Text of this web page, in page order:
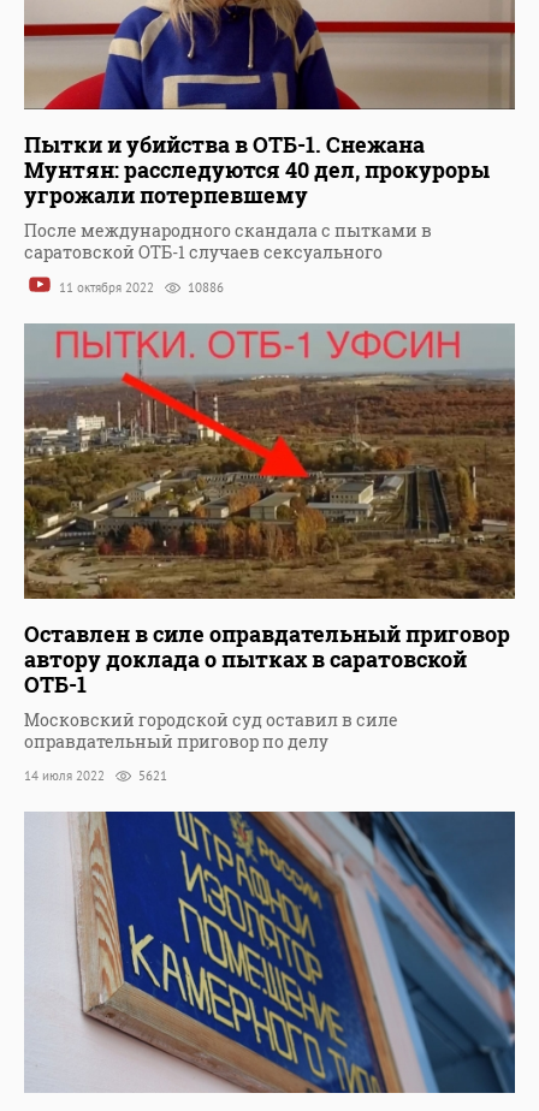
Пытки и убийства в ОТБ-1. Снежана
Мунтян: расследуются 40 дел, прокуроры
угрожали потерпевшему
После международного скандала с пытками в
саратовской ОТБ-1 случаев сексуального
11 октября 2022 10886
Оставлен в силе оправдательный приговор
автору доклада о пытках в саратовской
ОТБ-1
Московский городской суд оставил в силе
оправдательный приговор по делу
14 июля 2022 5621